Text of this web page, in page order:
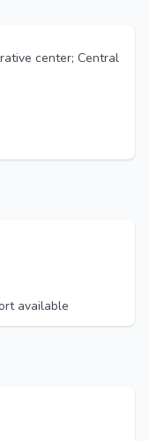
center; Central
available